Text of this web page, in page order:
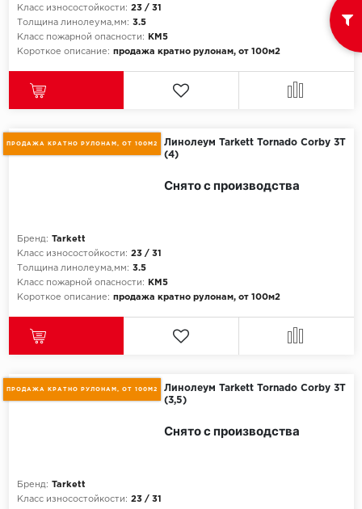
Класс износостойкости: 23 / 31
Толщина линолеума,мм: 3.5
Класс пожарной опасности:
КМ5
Короткое описание: продажа кратно рулонам, от 100м2
ПРОДАЖА КРАТНО РУЛОНАМ, ОТ 100М2
Линолеум Tarkett Tornado Corby 3T
(4)
Бренд: Tarkett
Класс износостойкости: 23 / 31
Толщина линолеума,мм: 3.5
Класс пожарной опасности:
КМ5
Короткое описание: продажа кратно рулонам, от 100м2
Снято с производства
ПРОДАЖА КРАТНО РУЛОНАМ, ОТ 100М2
Линолеум Tarkett Tornado Corby 3T
(3,5)
Бренд: Tarkett
Класс износостойкости: 23 / 31
Снято с производства